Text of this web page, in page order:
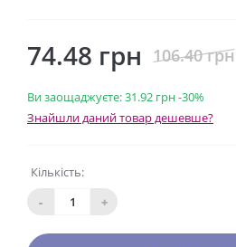
74.48 грн 106.40 грн
Ви заощаджуєте:31.92 грн-30%
Знайшли даний товар дешевше?
Кількість:
-
+